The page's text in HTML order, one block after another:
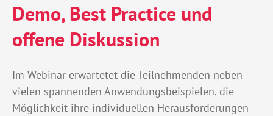
Demo, Best Practice und
offene Diskussion
Im Webinar erwartetet die Teilnehmenden neben
vielen spannenden Anwendungsbeispielen, die
Möglichkeit ihre individuellen Herausforderungen